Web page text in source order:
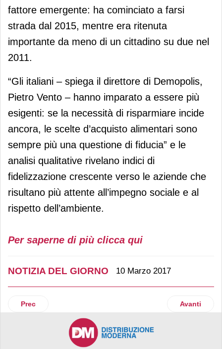
fattore emergente: ha cominciato a farsi
strada dal 2015, mentre era ritenuta
importante da meno di un cittadino su due nel
2011.
“Gli italiani – spiega il direttore di Demopolis,
Pietro Vento – hanno imparato a essere più
esigenti: se la necessità di risparmiare incide
ancora, le scelte d’acquisto alimentari sono
sempre più una questione di fiducia” e le
analisi qualitative rivelano indici di
fidelizzazione crescente verso le aziende che
risultano più attente all’impegno sociale e al
rispetto dell’ambiente.
Per saperne di più clicca qui
NOTIZIA DEL GIORNO 10 Marzo 2017
Articolo precedente: Ovs entra in Portogallo con due
Prec Articolo
Avanti